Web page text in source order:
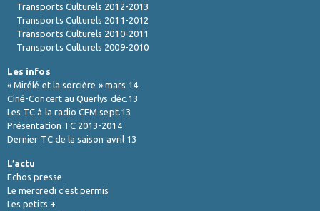
Transports Culturels 2012-2013
Transports Culturels 2011-2012
Transports Culturels 2010-2011
Transports Culturels 2009-2010
Les infos
« Mirélé et la sorcière » mars 14
Ciné-Concert au Querlys déc.13
Les TC à la radio CFM sept.13
Présentation TC 2013-2014
Dernier TC de la saison avril 13
L’actu
Echos presse
Le mercredi c'est permis
Les petits +